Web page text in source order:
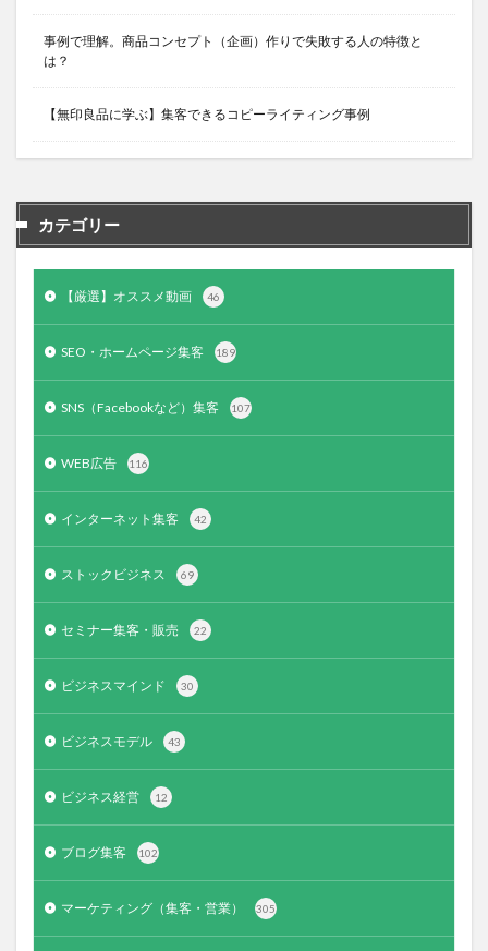
事例で理解。商品コンセプト（企画）作りで失敗する人の特徴と
は？
【無印良品に学ぶ】集客できるコピーライティング事例
カテゴリー
【厳選】オススメ動画 46
SEO・ホームページ集客 189
SNS（Facebookなど）集客 107
WEB広告 116
インターネット集客 42
ストックビジネス 69
セミナー集客・販売 22
ビジネスマインド 30
ビジネスモデル 43
ビジネス経営 12
ブログ集客 102
マーケティング（集客・営業） 305